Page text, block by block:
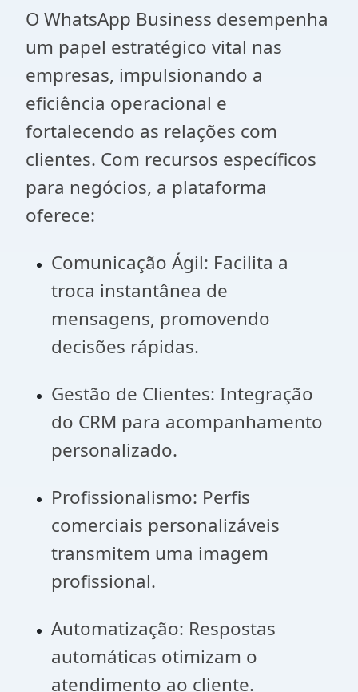
O WhatsApp Business desempenha
um papel estratégico vital nas
empresas, impulsionando a
eficiência operacional e
fortalecendo as relações com
clientes. Com recursos específicos
para negócios, a plataforma
oferece:
Comunicação Ágil: Facilita a
troca instantânea de
mensagens, promovendo
decisões rápidas.
Gestão de Clientes: Integração
do CRM para acompanhamento
personalizado.
Profissionalismo: Perfis
comerciais personalizáveis
transmitem uma imagem
profissional.
Automatização: Respostas
automáticas otimizam o
atendimento ao cliente.